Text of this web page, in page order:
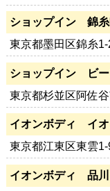
ショップイン 錦糸
東京都墨田区錦糸
ショップイン ビー
東京都杉並区阿佐
イオンボディ イオ
東京都江東区東雲
イオンボディ 品